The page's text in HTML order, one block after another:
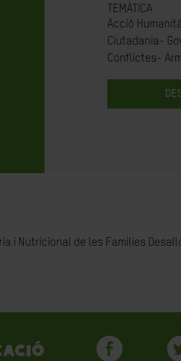
TEMÀTICA
Acció
Ciutadania-
Conflictes-
i Nutricional de les Families